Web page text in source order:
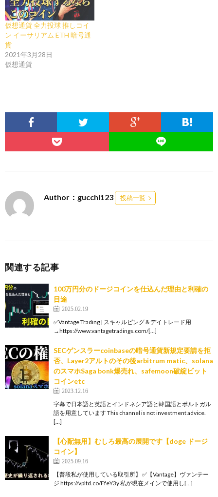
仮想通貨 全力投球 推しコイ
ン イーサリアム ETH 暗号通
貨
2021年3月28日
仮想通貨
Author：gucchi123 投稿一覧
関連する記事
100万円分のドージコインを仕込んだ理由と利確の
目途
2025.02.19
✅Vantage Trading | スキャルピング＆デイトレード用
→https://www.vantagetradings.com/[…]
SECゲンスラーcoinbaseの暗号通貨新規定要請を拒
否、Layer2アルトのその後arbitrum matic、solana
のスマホSaga bonk爆売れ、safemoon破綻ビット
コインetc
2023.12.16
字幕で日本語と英語とインドネシア語と韓国語とポルトガル
語を用意しています This channel is not investment advice.
[…]
【心配無用】むしろ最高の展開です【doge ドージ
コイン】
2025.09.16
【普段私が使用している取引所】 ✅【Vantage】ヴァンテー
ジ https://vpltd.co/FfeY3y 私が現在メインで使用し[…]